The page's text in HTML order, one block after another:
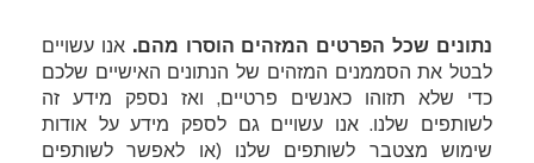
נתונים שכל הפרטים המזהים הוסרו מהם.אנו עשויים
לבטל את הסממנים המזהים של הנתונים האישיים שלכם
כדי שלא תזוהו כאנשים פרטיים, ואז נספק מידע זה
לשותפים שלנו. אנו עשויים גם לספק מידע על אודות
שימוש מצטבר לשותפים שלנו (או לאפשר לשותפים